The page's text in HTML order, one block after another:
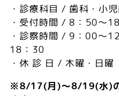
・診療科目 / 歯科・小
・受付時間 / 8：50～
・診察時間 / 9：00～
18：30
・休 診 日 / 木曜・日曜
※8/17(月)～8/19(水)の